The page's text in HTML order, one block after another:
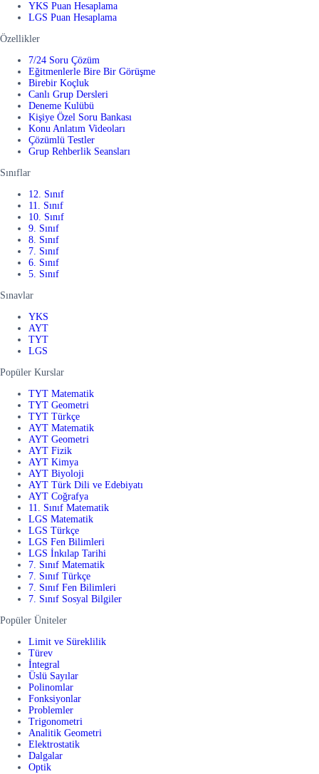
YKS Puan Hesaplama
LGS Puan Hesaplama
Özellikler
7/24 Soru Çözüm
Eğitmenlerle Bire Bir Görüşme
Birebir Koçluk
Canlı Grup Dersleri
Deneme Kulübü
Kişiye Özel Soru Bankası
Konu Anlatım Videoları
Çözümlü Testler
Grup Rehberlik Seansları
Sınıflar
12. Sınıf
11. Sınıf
10. Sınıf
9. Sınıf
8. Sınıf
7. Sınıf
6. Sınıf
5. Sınıf
Sınavlar
YKS
AYT
TYT
LGS
Popüler Kurslar
TYT Matematik
TYT Geometri
TYT Türkçe
AYT Matematik
AYT Geometri
AYT Fizik
AYT Kimya
AYT Biyoloji
AYT Türk Dili ve Edebiyatı
AYT Coğrafya
11. Sınıf Matematik
LGS Matematik
LGS Türkçe
LGS Fen Bilimleri
LGS İnkılap Tarihi
7. Sınıf Matematik
7. Sınıf Türkçe
7. Sınıf Fen Bilimleri
7. Sınıf Sosyal Bilgiler
Popüler Üniteler
Limit ve Süreklilik
Türev
İntegral
Üslü Sayılar
Polinomlar
Fonksiyonlar
Problemler
Trigonometri
Analitik Geometri
Elektrostatik
Dalgalar
Optik